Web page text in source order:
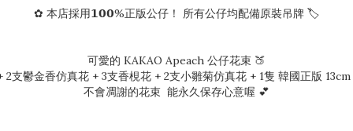
✿ 本店採用𝟭𝟬𝟬%正版公仔！ 所有公仔均配備原裝吊牌 🏷️
可愛的 KAKAO Apeach 公仔花束 🍑
2支鬱金香仿真花 + 3支香梘花 + 2支小雛菊仿真花 + 1隻 韓國正版
不會凋謝的花束 能永久保存心意喔 💕